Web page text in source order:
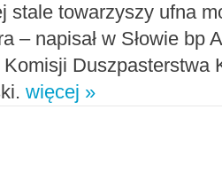
stale towarzyszy ufna
– napisał w Słowie bp
Duszpasterstwa
więcej »